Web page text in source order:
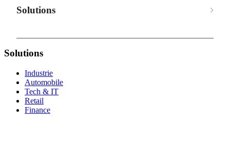
Solutions
Solutions
Industrie
Automobile
Tech & IT
Retail
Finance